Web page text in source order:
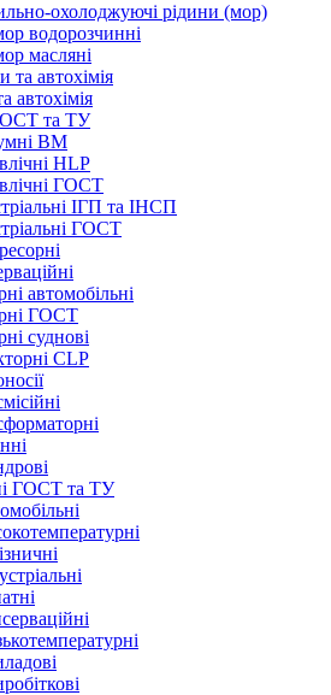
охолоджуючі рідини (мор)
водорозчинні
масляні
автохімія
автохімія
та ТУ
ВМ
HLP
ГОСТ
ІГП та ІНСП
ГОСТ
автомобільні
ГОСТ
суднові
CLP
ГОСТ та ТУ